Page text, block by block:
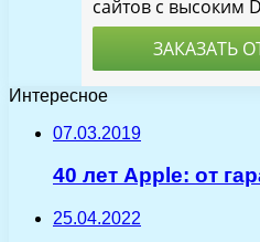
Интересное
07.03.2019
40 лет Apple: от
25.04.2022